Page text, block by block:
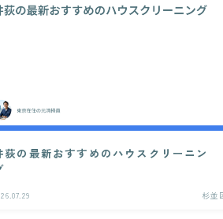
荻の最新おすすめのハウスクリーニン
杉並